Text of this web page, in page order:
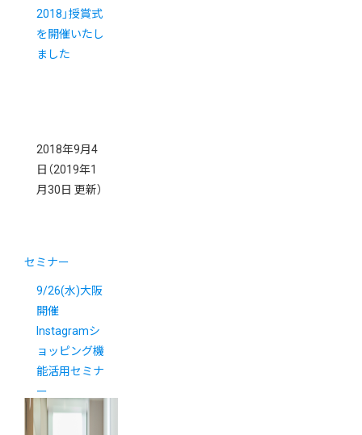
2018」授賞式
を開催いたし
ました
2018年9月4
日 （2019年1
月30日 更新）
セミナー
9/26(水)大阪
開催
Instagramシ
ョッピング機
能活用セミナ
ー